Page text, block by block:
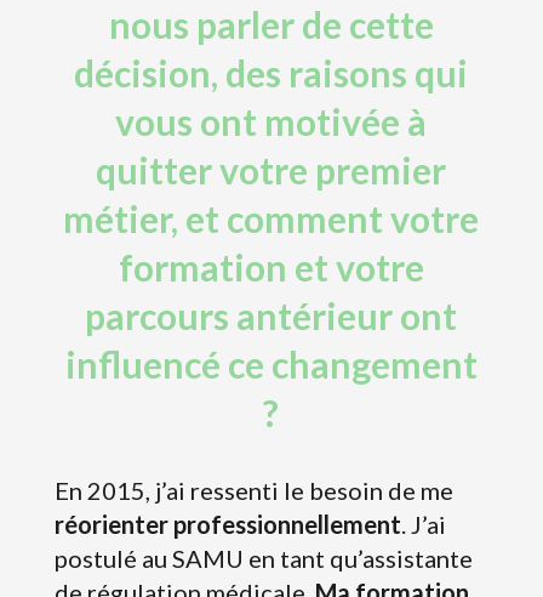
nous parler de cette
décision, des raisons qui
vous ont motivée à
quitter votre premier
métier, et comment votre
formation et votre
parcours antérieur ont
influencé ce changement
?
En 2015, j’ai ressenti le besoin de me
réorienter professionnellement. J’ai
postulé au SAMU en tant qu’assistante